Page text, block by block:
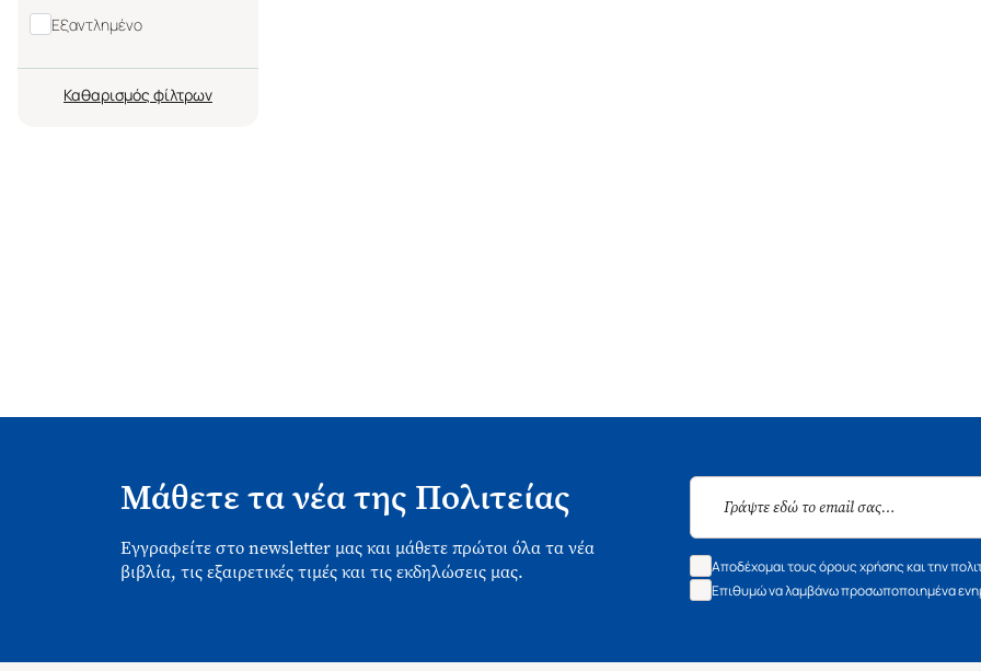
Εξαντλημένο
Καθαρισμός
Μάθετε τα νέα της Πολιτείας
Εγγραφείτε στο newsletter μας και μάθετε πρώτοι όλα τα νέα
βιβλία, τις εξαιρετικές τιμές και τις εκδηλώσεις μας.
Αποδέχομαι τους όρους χρήσης και την
Επιθυμώ να λαμβάνω προσωποποιημένα